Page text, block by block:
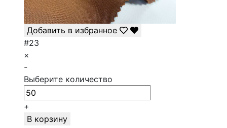
Добавить в избранное
#23
×
-
Выберите количество
+
В корзину